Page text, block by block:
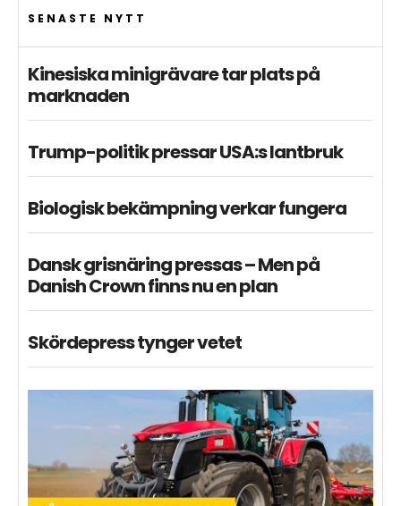
SENASTE NYTT
Kinesiska minigrävare tar plats på
marknaden
Trump-politik pressar USA:s lantbruk
Biologisk bekämpning verkar fungera
Dansk grisnäring pressas – Men på
Danish Crown finns nu en plan
Skördepress tynger vetet